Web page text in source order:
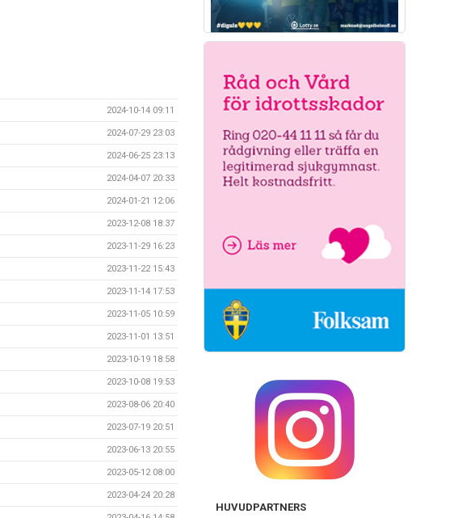
2024-10-14 09:11
2024-07-29 23:03
2024-06-25 23:13
2024-04-07 20:33
2024-01-21 12:06
2023-12-08 18:37
2023-11-29 16:23
2023-11-22 15:43
2023-11-14 17:53
2023-11-05 10:59
2023-11-01 13:51
2023-10-19 18:58
2023-10-08 19:53
2023-08-06 20:40
2023-07-19 20:51
2023-06-13 20:55
2023-05-12 08:00
2023-04-24 20:28
HUVUDPARTNERS